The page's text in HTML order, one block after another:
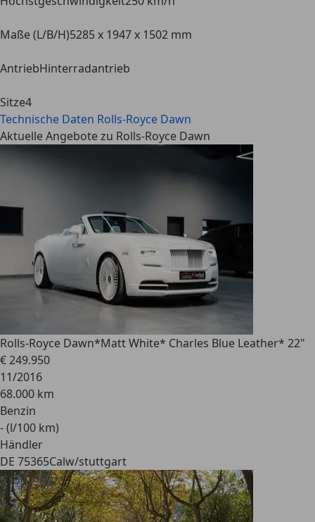
Maße (L/B/H)5285 x 1947 x 1502 mm
AntriebHinterradantrieb
Sitze4
Technische Daten Rolls-Royce Dawn
Aktuelle Angebote zu Rolls-Royce Dawn
Rolls-Royce Dawn*Matt White* Charles Blue Leather* 22"
€ 249.950
11/2016
68.000 km
Benzin
- (l/100 km)
Händler
DE 75365Calw/stuttgart